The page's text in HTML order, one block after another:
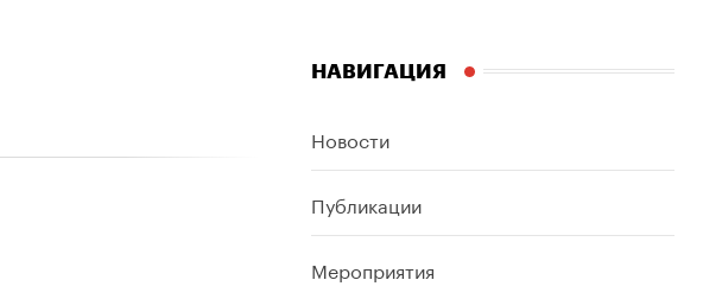
НАВИГАЦИЯ
Новости
Публикации
Мероприятия